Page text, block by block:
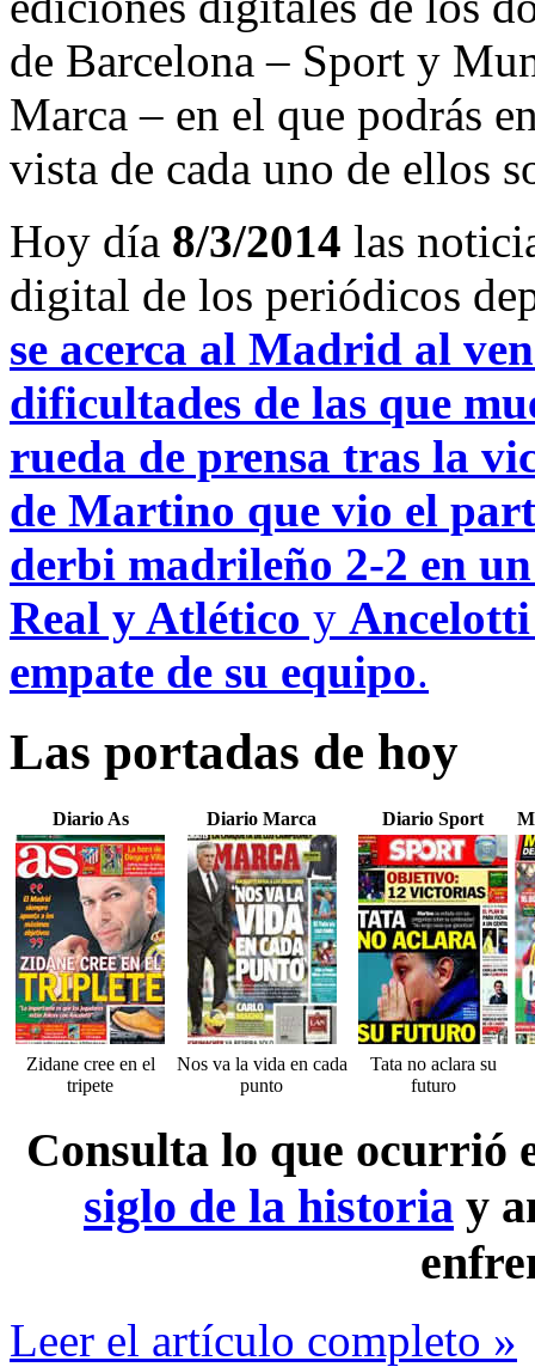
de Barcelona – Sport y
Marca – en el que podrás
vista de cada uno de ellos
Hoy día 8/3/2014 las
digital de los periódicos
se acerca al Madrid al
dificultades de las que
rueda de prensa tras la
de Martino que vio el
derbi madrileño 2-2 en
Real y Atlético y Ancelotti
empate de su equipo.
Las portadas de hoy
Diario As Diario Marca Diario Sport
Zidane cree en el
tripete
Nos va la vida en cada
punto
Tata no aclara su
futuro
Consulta lo que ocurrió
siglo de la historia y
Leer el artículo completo »